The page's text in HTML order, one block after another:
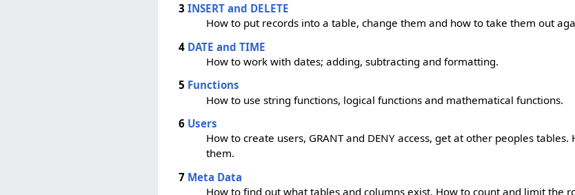
3INSERT and DELETE
How to put records into a table, change them and how to take them out
4 DATE and TIME
How to work with dates; adding, subtracting and formatting.
5 Functions
How to use string functions, logical functions and mathematical functions.
6 Users
How to create users, GRANT and DENY access, get at other peoples
them.
7 Meta Data
How to find out what tables and columns exist. How to count and limit the